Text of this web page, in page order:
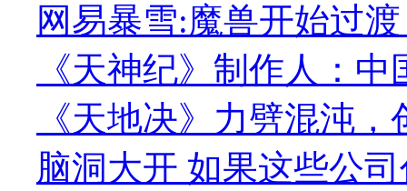
网易暴雪:魔兽开始过
《天神纪》制作人：
《天地决》力劈混沌
脑洞大开 如果这些公